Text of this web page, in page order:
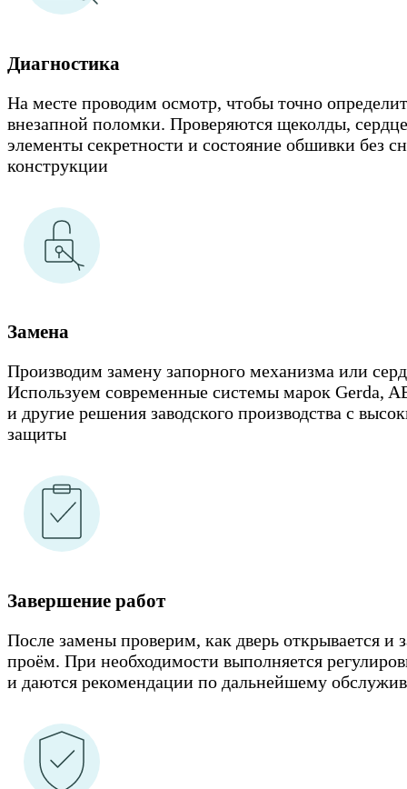
Диагностика
На месте проводим осмотр, чтобы точно
внезапной поломки. Проверяются щеколды,
элементы секретности и состояние обшивки без
конструкции
Замена
Производим замену запорного механизма или
Используем современные системы марок Gerda,
и другие решения заводского производства с
защиты
Завершение работ
После замены проверим, как дверь открывается и
проём. При необходимости выполняется
и даются рекомендации по дальнейшему